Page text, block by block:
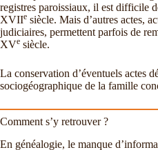
registres paroissiaux, il est difficile
XVIIe siècle. Mais d’autres actes,
judiciaires, permettent parfois de
XVe siècle.
La conservation d’éventuels actes
sociogéographique de la famille
Comment s’y retrouver ?
En généalogie, le manque